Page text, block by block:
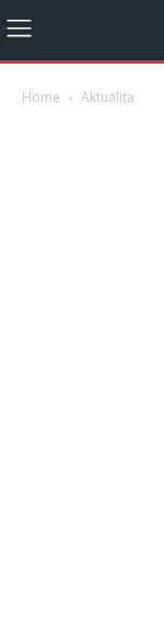
Home Aktualita